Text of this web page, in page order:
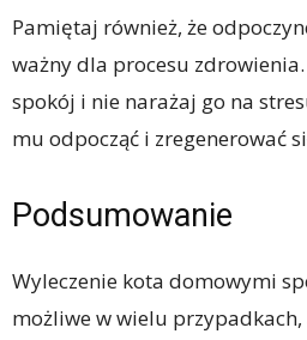
Pamiętaj również, że
ważny dla procesu
spokój i nie narażaj go na
mu odpocząć i zregenerować
Podsumowanie
Wyleczenie kota domowymi
możliwe w wielu